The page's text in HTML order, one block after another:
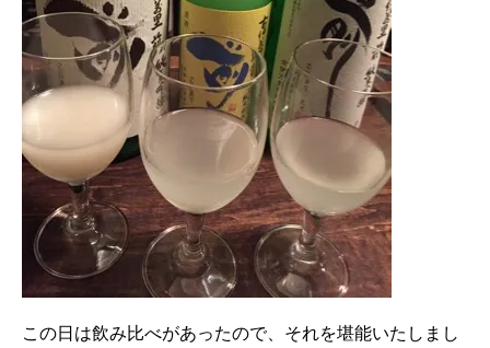
この日は飲み比べがあったので、それを堪能いたしまし